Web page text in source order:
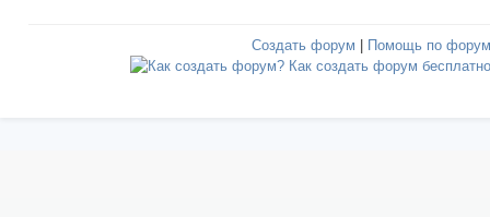
Создать форум Помощь по